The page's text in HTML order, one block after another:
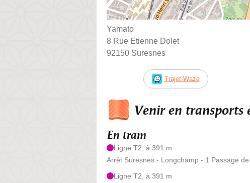
Yamato
8 Rue Etienne Dolet
92150 Suresnes
Trajet Waze
Venir en transports
En tram
Ligne T2, à 391 m
Arrêt Suresnes - Longchamp - 1 Passage
Ligne T2, à 391 m